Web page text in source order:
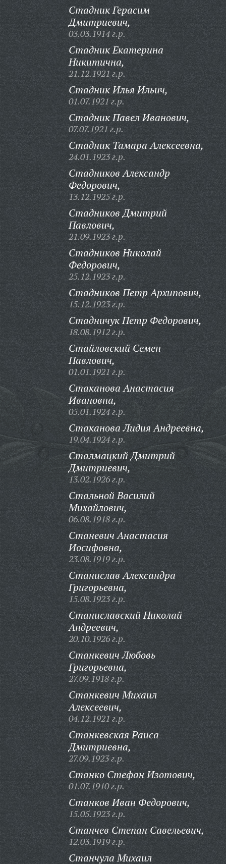
Стадник Герасим
Дмитриевич,
03.03.1914 г.р.
Стадник Екатерина
Никитична,
21.12.1921 г.р.
Стадник Илья Ильич,
01.07.1921 г.р.
Стадник Павел Иванович,
07.07.1921 г.р.
Стадник Тамара Алексеевна,
24.01.1923 г.р.
Стадников Александр
Федорович,
13.12.1925 г.р.
Стадников Дмитрий
Павлович,
21.09.1923 г.р.
Стадников Николай
Федорович,
25.12.1923 г.р.
Стадников Петр Архипович,
15.12.1923 г.р.
Стадничук Петр Федорович,
18.08.1912 г.р.
Стайловский Семен
Павлович,
01.01.1921 г.р.
Стаканова Анастасия
Ивановна,
05.01.1924 г.р.
Стаканова Лидия Андреевна,
19.04.1924 г.р.
Сталмацкий Дмитрий
Дмитриевич,
13.02.1926 г.р.
Стальной Василий
Михайлович,
06.08.1918 г.р.
Станевич Анастасия
Иосифовна,
23.08.1919 г.р.
Станислав Александра
Григорьевна,
15.08.1923 г.р.
Станиславский Николай
Андреевич,
20.10.1926 г.р.
Станкевич Любовь
Григорьевна,
27.09.1918 г.р.
Станкевич Михаил
Алексеевич,
04.12.1921 г.р.
Станкевская Раиса
Дмитриевна,
27.09.1923 г.р.
Станко Стефан Изотович,
01.07.1910 г.р.
Станков Иван Федорович,
15.05.1923 г.р.
Станчев Степан Савельевич,
12.03.1919 г.р.
Станчула Михаил